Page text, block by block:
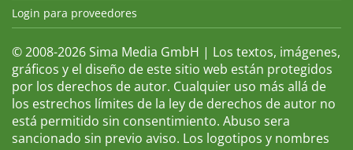
Login para proveedores
© 2008-2026 Sima Media GmbH | Los textos, imágenes,
gráficos y el diseño de este sitio web están protegidos
por los derechos de autor. Cualquier uso más allá de
los estrechos límites de la ley de derechos de autor no
está permitido sin consentimiento. Abuso sera
sancionado sin previo aviso. Los logotipos y nombres